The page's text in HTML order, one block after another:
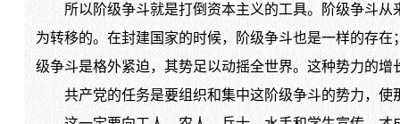
所以阶级争斗就是打倒资本主义的工具。阶级争斗从
为转移的。在封建国家的时候，阶级争斗也是一样的存
级争斗是格外紧迫，其势足以动摇全世界。这种势力的
共产党的任务是要组织和集中这阶级争斗的势力，使